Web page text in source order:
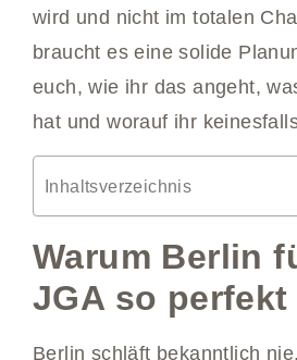
wird und nicht im totalen
braucht es eine solide
euch, wie ihr das angeht,
hat und worauf ihr
Inhaltsverzeichnis
Warum Berlin
JGA so
Berlin schläft bekanntlich